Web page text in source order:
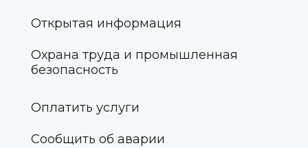
Открытая информация
Охрана труда и промышленная
безопасность
Оплатить услуги
Сообщить об аварии